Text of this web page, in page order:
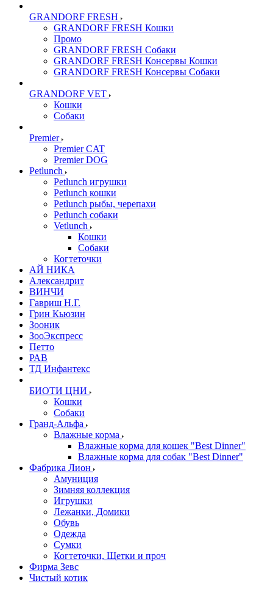
GRANDORF FRESH
GRANDORF FRESH Кошки
Промо
GRANDORF FRESH Собаки
GRANDORF FRESH Консервы Кошки
GRANDORF FRESH Консервы Собаки
GRANDORF VET
Кошки
Собаки
Premier
Premier CAT
Premier DOG
Petlunch
Petlunch игрушки
Petlunch кошки
Petlunch рыбы, черепахи
Petlunch собаки
Vetlunch
Кошки
Собаки
Когтеточки
АЙ НИКА
Александрит
ВИНЧИ
Гавриш Н.Г.
Грин Кьюзин
Зооник
ЗооЭкспресс
Петто
РАВ
ТД Инфантекс
БИОТИ ЦНИ
Кошки
Собаки
Гранд-Альфа
Влажные корма
Влажные корма для кошек "Best Dinner"
Влажные корма для собак "Best Dinner"
Фабрика Лион
Амуниция
Зимняя коллекция
Игрушки
Лежанки, Домики
Обувь
Одежда
Сумки
Когтеточки, Щетки и проч
Фирма Зевс
Чистый котик